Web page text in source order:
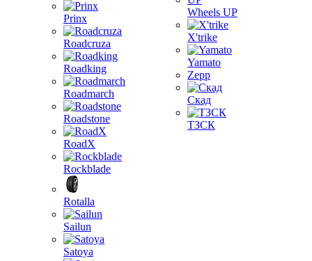
Prinx
Roadcruza
Roadking
Roadmarch
Roadstone
RoadX
Rockblade
Rotalla
Sailun
Satoya
Wheels UP
X'trike
Yamato
Zepp
Скад
ТЗСК